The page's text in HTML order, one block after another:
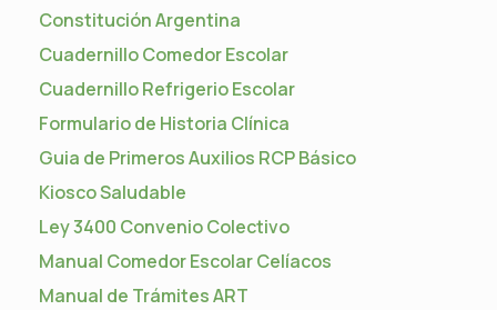
Constitución Argentina
Cuadernillo Comedor Escolar
Cuadernillo Refrigerio Escolar
Formulario de Historia Clínica
Guia de Primeros Auxilios RCP Básico
Kiosco Saludable
Ley 3400 Convenio Colectivo
Manual Comedor Escolar Celíacos
Manual de Trámites ART